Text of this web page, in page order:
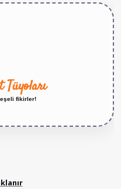
Tüyoları
fikirler!